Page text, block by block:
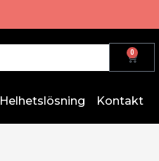
0
Helhetslösning Kontakt